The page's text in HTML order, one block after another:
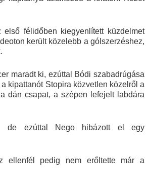
félidőben kiegyenlített küzdelmet
került közelebb a gólszerzéshez,
maradt ki, ezúttal Bódi szabadrúgása
kipattanót Stopira közvetlen közelről a
dán csapat, a szépen lefejelt labdára
de ezúttal Nego hibázott el egy
ellenfél pedig nem erőltette már a